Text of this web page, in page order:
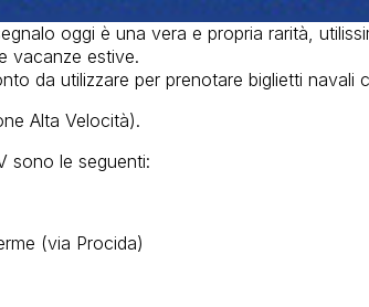
oggi è una vera e propria rarità,
vacanze estive.
da utilizzare per prenotare biglietti navali
Alta Velocità).
sono le seguenti:
(via Procida)